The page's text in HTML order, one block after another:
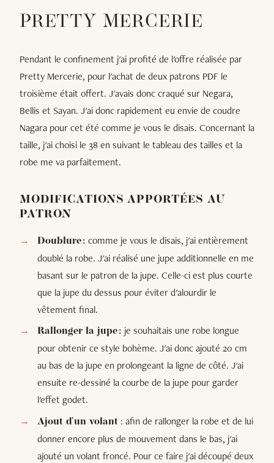
PRETTY MERCERIE
Pendant le confinement j'ai profité de l'offre réalisée par
Pretty Mercerie, pour l'achat de deux patrons PDF le
troisième était offert. J'avais donc craqué sur Negara,
Bellis et Sayan. J'ai donc rapidement eu envie de coudre
Nagara pour cet été comme je vous le disais. Concernant la
taille, j'ai choisi le 38 en suivant le tableau des tailles et la
robe me va parfaitement.
MODIFICATIONS APPORTÉES AU
PATRON
Doublure : comme je vous le disais, j'ai entièrement
doublé la robe. J'ai réalisé une jupe additionnelle en me
basant sur le patron de la jupe. Celle-ci est plus courte
que la jupe du dessus pour éviter d'alourdir le
vêtement final.
Rallonger la jupe : je souhaitais une robe longue
pour obtenir ce style bohème. J'ai donc ajouté 20 cm
au bas de la jupe en prolongeant la ligne de côté. J'ai
ensuite re-dessiné la courbe de la jupe pour garder
l'effet godet.
Ajout d'un volant: afin de rallonger la robe et de lui
donner encore plus de mouvement dans le bas, j'ai
ajouté un volant froncé. Pour ce faire j'ai découpé deux